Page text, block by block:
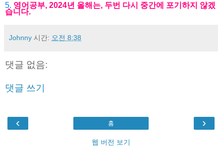
5. 영어공부, 2024년 올해는, 두번 다시 중간에 포기하지 않겠
습니다.
Johnny 시간: 오전 8:38
댓글 없음:
댓글 쓰기
‹ ›
홈
웹 버전 보기